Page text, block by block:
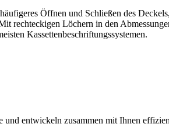
Öffnen und Schließen des
rechteckigen Löchern in den
Kassettenbeschriftungssystemen.
entwickeln zusammen mit Ihnen